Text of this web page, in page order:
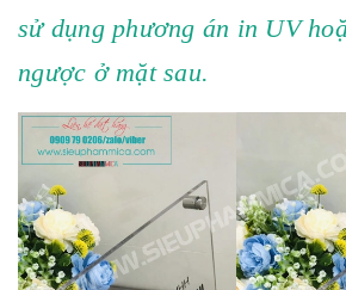
sử dụng phương án in UV
ngược ở mặt sau.